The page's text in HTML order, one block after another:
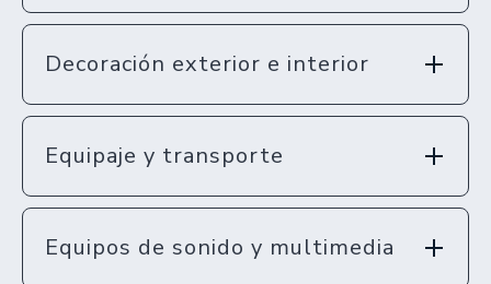
Decoración exterior e interior
Equipaje y transporte
Equipos de sonido y multimedia